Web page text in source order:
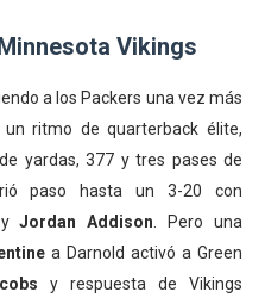
Vikings
a los Packers una vez más
un ritmo de quarterback élite,
yardas, 377 y tres pases de
paso hasta un 3-20 con
yJordan Addison . Pero una
a Darnold activó a Green
y respuesta de Vikings